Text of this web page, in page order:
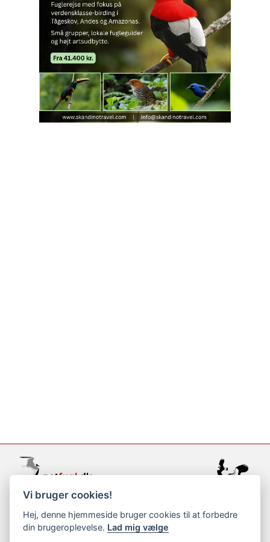
support@netfugl.dk
copyright © 2002-2023
Vi bruger cookies!
Hej, denne hjemmeside bruger cookies til at forbedre
din brugeroplevelse. Lad mig vælge